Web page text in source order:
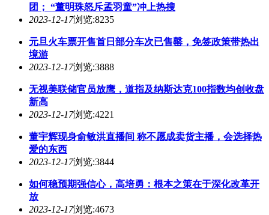
团； “董明珠怒斥孟羽童”冲上热搜
2023-12-17浏览:8235
元旦火车票开售首日部分车次已售罄，免签政策带热出
境游
2023-12-17浏览:3888
无视美联储官员放鹰，道指及纳斯达克100指数均创收盘
新高
2023-12-17浏览:4221
董宇辉现身俞敏洪直播间 称不愿成卖货主播，会选择热
爱的东西
2023-12-17浏览:3844
如何稳预期强信心，高培勇：根本之策在于深化改革开
放
2023-12-17浏览:4673